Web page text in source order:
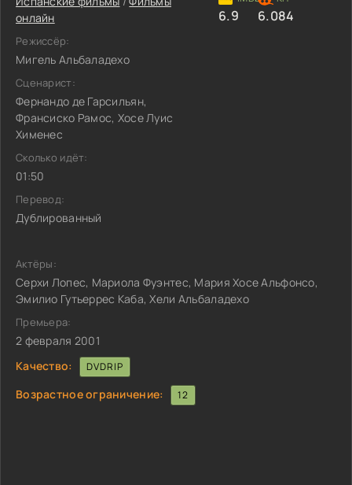
онлайн
Режиссёр:
Мигель Альбаладехо
Сценарист:
Фернандо де Гарсильян,
Франсиско Рамос, Хосе Луис
Хименес
Сколько идёт:
01:50
Перевод:
Дублированный
6.9 6.084
Актёры:
Серхи Лопес, Мариола Фуэнтес, Мария Хосе Альфонсо,
Эмилио Гутьеррес Каба, Хели Альбаладехо
Премьера:
2 февраля 2001
Качество:
DVDRIP
Возрастное ограничение: 12